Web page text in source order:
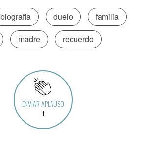
biografia duelo
familia
madre recuerdo
ENVIAR APLAUSO
1